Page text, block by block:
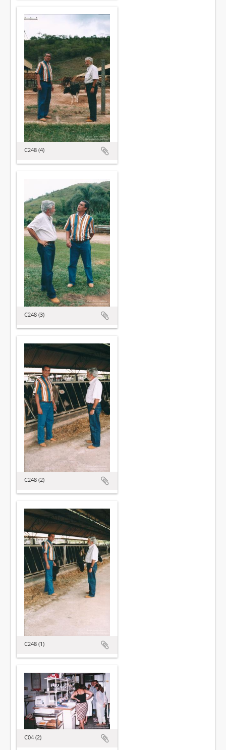
C248 (4)
C248 (3)
C248 (2)
C248 (1)
C04 (2)